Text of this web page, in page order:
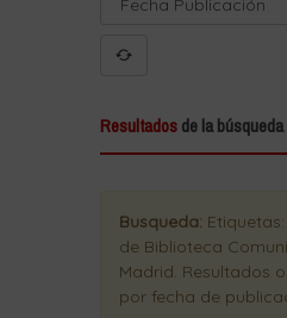
Resultadosde la búsqueda
Busqueda: Etiquetas:
de Biblioteca
Madrid. Resultados
por fecha de